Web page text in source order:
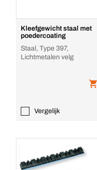
Kleefgewicht staal met
poedercoating
Staal, Type 397,
Lichtmetalen velg
Vergelijk